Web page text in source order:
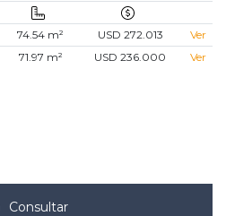
74.54 m² USD 272.013
Ver
71.97 m² USD 236.000 Ver
Consultar